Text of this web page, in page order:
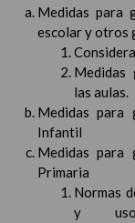
Medidas para
escolar y otros
Medidas
las aulas.
Medidas para
Infantil
Medidas para
Primaria
Normas
y